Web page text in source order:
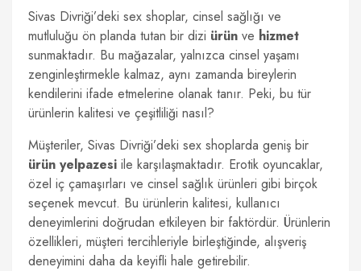
Sivas Divriği’deki sex shoplar, cinsel sağlığı ve
mutluluğu ön planda tutan bir dizi ürün ve hizmet
sunmaktadır. Bu mağazalar, yalnızca cinsel yaşamı
zenginleştirmekle kalmaz, aynı zamanda bireylerin
kendilerini ifade etmelerine olanak tanır. Peki, bu tür
ürünlerin kalitesi ve çeşitliliği nasıl?
Müşteriler, Sivas Divriği’deki sex shoplarda geniş bir
ürün yelpazesi ile karşılaşmaktadır. Erotik oyuncaklar,
özel iç çamaşırları ve cinsel sağlık ürünleri gibi birçok
seçenek mevcut. Bu ürünlerin kalitesi, kullanıcı
deneyimlerini doğrudan etkileyen bir faktördür. Ürünlerin
özellikleri, müşteri tercihleriyle birleştiğinde, alışveriş
deneyimini daha da keyifli hale getirebilir.